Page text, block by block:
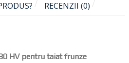
RECENZII (0)
HV pentru taiat frunze